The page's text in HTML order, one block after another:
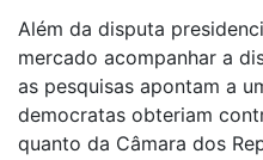
Além da disputa
mercado acompanhar a
as pesquisas apontam a
democratas obteriam
quanto da Câmara dos